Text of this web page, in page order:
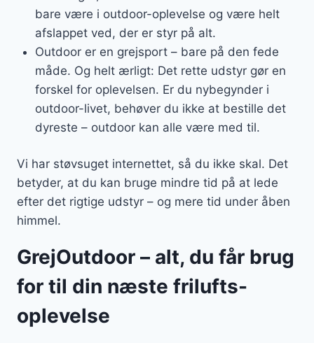
bare være i outdoor-oplevelse og være helt
afslappet ved, der er styr på alt.
Outdoor er en grejsport – bare på den fede
måde. Og helt ærligt: Det rette udstyr gør en
forskel for oplevelsen. Er du nybegynder i
outdoor-livet, behøver du ikke at bestille det
dyreste – outdoor kan alle være med til.
Vi har støvsuget internettet, så du ikke skal. Det
betyder, at du kan bruge mindre tid på at lede
efter det rigtige udstyr – og mere tid under åben
himmel.
GrejOutdoor – alt, du får brug
for til din næste frilufts-
oplevelse